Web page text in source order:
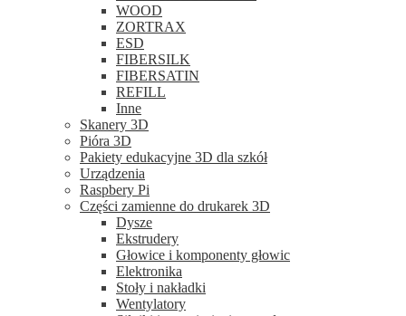
WOOD
ZORTRAX
ESD
FIBERSILK
FIBERSATIN
REFILL
Inne
Skanery 3D
Pióra 3D
Pakiety edukacyjne 3D dla szkół
Urządzenia
Raspbery Pi
Części zamienne do drukarek 3D
Dysze
Ekstrudery
Głowice i komponenty głowic
Elektronika
Stoły i nakładki
Wentylatory